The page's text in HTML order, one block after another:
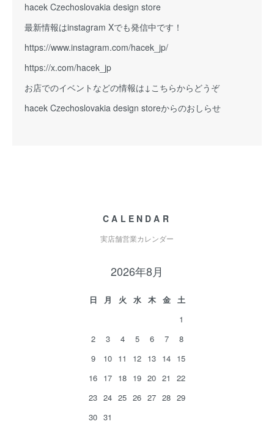
hacek Czechoslovakia design store
最新情報はinstagram Xでも発信中です！
https://www.instagram.com/hacek_jp/
https://x.com/hacek_jp
お店でのイベントなどの情報は↓こちらからどうぞ
hacek Czechoslovakia design storeからのおしらせ
CALENDAR
実店舗営業カレンダー
2026年8月
日 月 火 水 木 金
土
1
2
3 4 5 6 7
8
9
10 11 12 13 14 15
16 17 18 19 20 21
22
23 24 25 26 27 28 29
30 31